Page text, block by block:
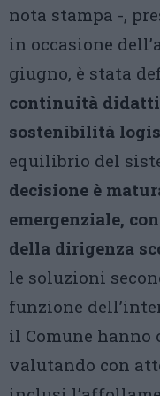
nota stampa -,
in occasione
giugno, è stata
continuità
sostenibilità
equilibrio del
decisione è
emergenziale,
della dirigenza
le soluzioni
funzione
il Comune hanno
valutando con